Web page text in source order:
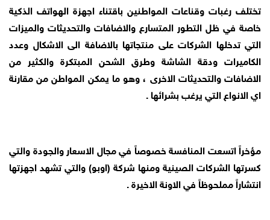
تختلف رغبات وقناعات المواطنين باقتناء اجهزة الهواتف الذكية
خاصة في ظل التطور المتسارع والاضافات والتحديثات والميزات
التي تدخلها الشركات على منتجاتها بالاضافة الى الاشكال وعدد
الكاميرات ودقة الشاشة وطرق الشحن المبتكرة والكثير من
الاضافات والتحديثات الاخرى ، وهو ما يمكن المواطن من مقارنة
اي الانواع التي يرغب بشرائها .
مؤخراً اتسعت المنافسة خصوصاً في مجال الاسعار والجودة والتي
كسرتها الشركات الصينية ومنها شركة (اوبو) والتي تشهد اجهزتها
انتشاراً مملحوظاً في الاونة الاخيرة .